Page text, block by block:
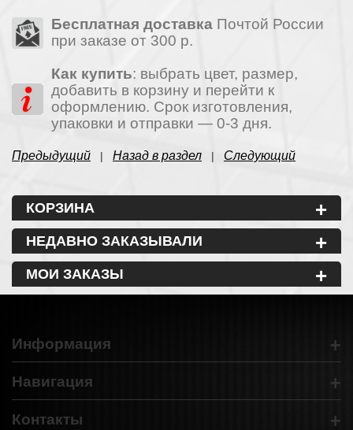
Бесплатная доставка Почтой России
при заказе от 300 р.
Как купить: выбрать цвет, размер,
добавить в корзину и перейти к
оформлению. Срок изготовления,
упаковки и отправки — 0-3 дня.
Предыдущий | Назад в раздел | Следующий
КОРЗИНА +
НЕДАВНО ЗАКАЗЫВАЛИ +
МОИ ЗАКАЗЫ +
Информация +
Навигация +
Контакты +